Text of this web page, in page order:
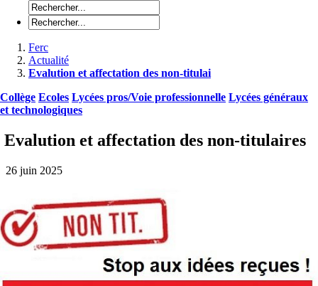
Ferc
Actualité
Evalution et affectation des non-titulai
Collège Ecoles Lycées pros/Voie professionnelle Lycées généraux
et technologiques
Evalution et affectation des non-titulaires
26 juin 2025